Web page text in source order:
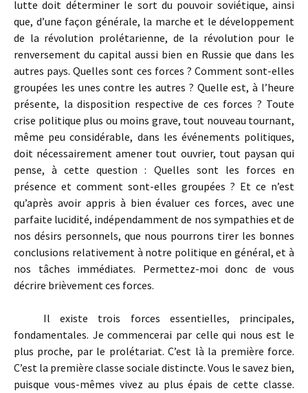
lutte doit déterminer le sort du pouvoir soviétique, ainsi
que, d’une façon générale, la marche et le développement
de la révolution prolétarienne, de la révolution pour le
renversement du capital aussi bien en Russie que dans les
autres pays. Quelles sont ces forces ? Comment sont-elles
groupées les unes contre les autres ? Quelle est, à l’heure
présente, la disposition respective de ces forces ? Toute
crise politique plus ou moins grave, tout nouveau tournant,
même peu considérable, dans les événements politiques,
doit nécessairement amener tout ouvrier, tout paysan qui
pense, à cette question : Quelles sont les forces en
présence et comment sont-elles groupées ? Et ce n’est
qu’après avoir appris à bien évaluer ces forces, avec une
parfaite lucidité, indépendamment de nos sympathies et de
nos désirs personnels, que nous pourrons tirer les bonnes
conclusions relativement à notre politique en général, et à
nos tâches immédiates. Permettez-moi donc de vous
décrire brièvement ces forces.
Il existe trois forces essentielles, principales,
fondamentales. Je commencerai par celle qui nous est le
plus proche, par le prolétariat. C’est là la première force.
C’est la première classe sociale distincte. Vous le savez bien,
puisque vous-mêmes vivez au plus épais de cette classe.